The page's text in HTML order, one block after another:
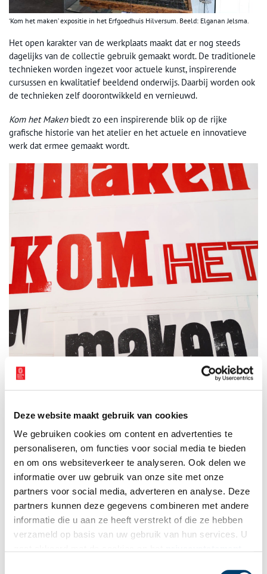
Deze website maakt gebruik van cookies
We gebruiken cookies om content en advertenties te
personaliseren, om functies voor social media te bieden
en om ons websiteverkeer te analyseren. Ook delen we
informatie over uw gebruik van onze site met onze
partners voor social media, adverteren en analyse. Deze
partners kunnen deze gegevens combineren met andere
informatie die u aan ze heeft verstrekt of die ze hebben
verzameld op basis van uw gebruik van hun services. U
‘Kom het maken’ expositie in het Erfgoedhuis Hilversum. Beeld: Elganan Jelsma.
Het open karakter van de werkplaats maakt dat er nog steeds
dagelijks van de collectie gebruik gemaakt wordt. De traditionele
technieken worden ingezet voor actuele kunst, inspirerende
cursussen en kwalitatief beeldend onderwijs. Daarbij worden ook
de technieken zelf doorontwikkeld en vernieuwd.
Kom het Makenbiedt zo een inspirerende blik op de rijke
grafische historie van het atelier en het actuele en innovatieve
werk dat ermee gemaakt wordt.
Kom het maken! Beeld: Elganan Jelsma.
De tentoonstelling is vanaf 13 mei t/m 1 augustus 2026 te zien in
het Erfgoedhuis Hilversum (locatie Bibliotheek Hilversum). Op
donderdag 28 mei om 19.00 uur vindt de opening plaats in de
schatkamer van Erfgoedhuis Hilversum. Roy Scholten geeft die
avond een toelichting bij de expositie tijdens hetHistorisch Café
Tekst:Elganan Jelsma
Publicatiedatum: 19/05/2026